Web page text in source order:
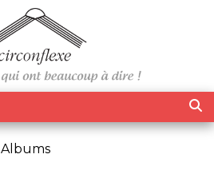
Albums